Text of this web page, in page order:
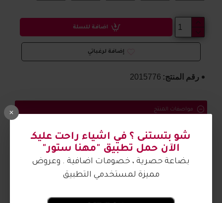
شو بتستنى ؟ في اشياء راحت عليكـ
الآن حمل تطبيق "مهنا ستور"
بضاعة حصرية ، خصومات اضافية . وعروض
مميزة لمستخدمي التطبيق
رقم المنتج: 2015776
اضافة للسلة
إضافة لرغباتي
مواصفات المنتج
حذاء بناتي مريح وتفاصيل جميلة
الصورة من تصوير مهنا ستور